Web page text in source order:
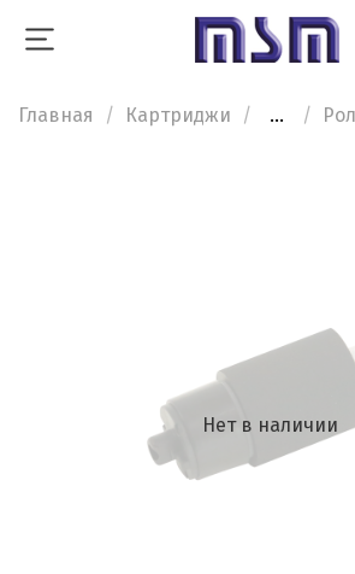
Главная Картриджи ...
Нет в наличии